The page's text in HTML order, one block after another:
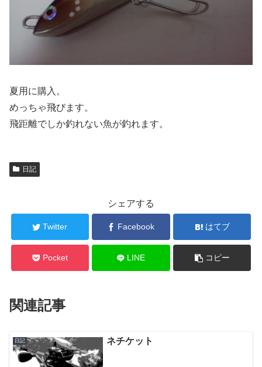
夏用に購入。
めっちゃ飛びます。
飛距離でしか釣れない魚が釣れます。
日記
シェアする
Twitter Facebook はてブ
Pocket LINE コピー
関連記事
日記 ネチケット